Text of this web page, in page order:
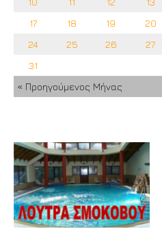
17
18 19 20
24
25 26 27
31
« Προηγούμενος Μήνας